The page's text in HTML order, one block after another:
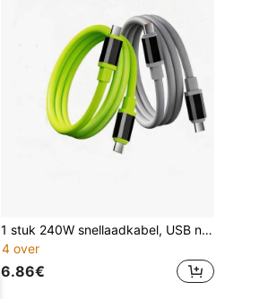
1 stuk 240W snellaadkabel, USB naar Lightning-kabel compatibel met Samsung Galaxy S24 23 Ultra S22 S21, compatibel met Honor, Type-C-apparaten, snellaadadapter Type-C naar Type-C-kabel, USB-C-oplader, snellaadkabel Type-C, snellaadkabel, stroomkabel, plat ontwerp, compacte kabel, stevige constructie, hoogwaardige materialen, multiport-oplader, reisaccessoire, mobiel accessoire
4 over
6.86€